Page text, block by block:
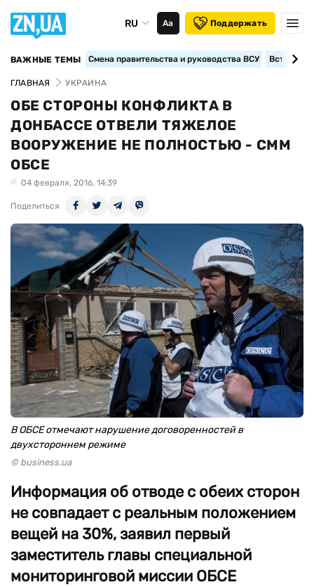
RU Аа Поддержать
ВАЖНЫЕ ТЕМЫ Смена правительства и руководства ВСУ
ГЛАВНАЯ УКРАИНА
ОБЕ СТОРОНЫ КОНФЛИКТА В
ДОНБАССЕ ОТВЕЛИ ТЯЖЕЛОЕ
ВООРУЖЕНИЕ НЕ ПОЛНОСТЬЮ - СММ
ОБСЕ
04 февраля, 2016, 14:39
Поделиться
В ОБСЕ отмечают нарушение договоренностей в
двухстороннем режиме
© business.ua
Информация об отводе с обеих сторон
не совпадает с реальным положением
вещей на 30%, заявил первый
заместитель главы специальной
мониторинговой миссии ОБСЕ